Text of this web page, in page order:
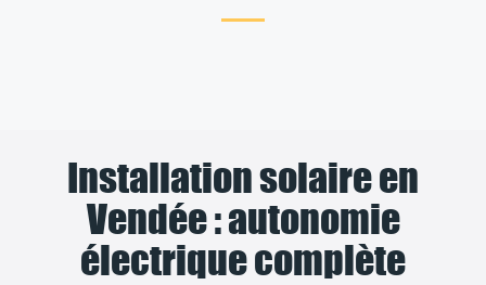
Installation solaire en
Vendée : autonomie
électrique complète